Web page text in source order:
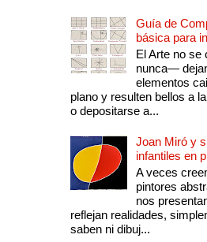
Guía de
básica para
El Arte no
nunca—
elementos
plano y resulten bellos a
o depositarse a...
Joan Miró y
infantiles en
A veces
pintores
nos
reflejan realidades,
saben ni dibuj...